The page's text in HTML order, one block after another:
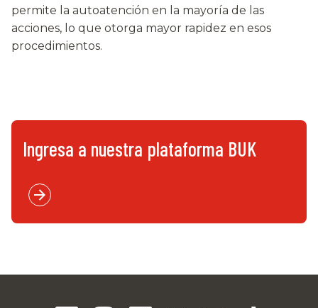
permite la autoatención en la mayoría de las
acciones, lo que otorga mayor rapidez en esos
procedimientos.
Ingresa a nuestra plataforma BUK